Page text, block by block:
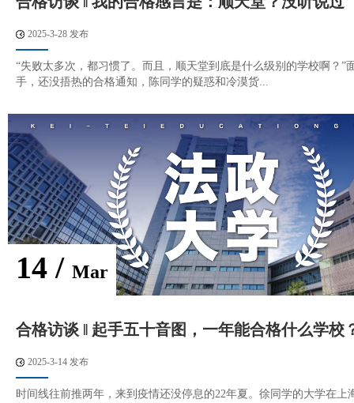
2025-3-28 发布
“失败太多次，都习惯了。而且，顺天堂到底是什么级别的学校啊？”
手，还没捂热的合格通知，陈同学的疑惑和冷漠货...
14 / Mar
合格访谈 ‖ 起手五十音图，一年能合格什么学校
2025-3-14 发布
时间线往前推两年，来到疫情还没停息的22年夏。徐同学的大学在上